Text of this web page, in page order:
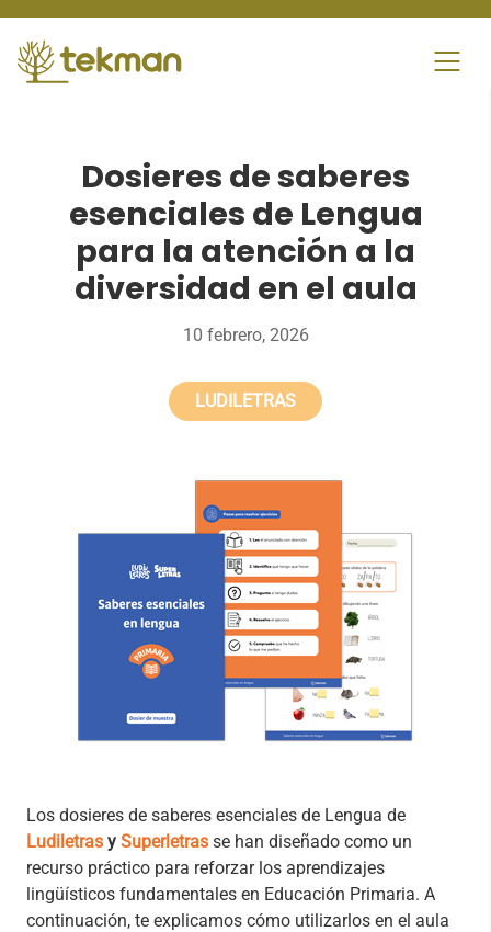
content
Dosieres de saberes
esenciales de Lengua
para la atención a la
diversidad en el aula
10 febrero, 2026
LUDILETRAS
Los dosieres de saberes esenciales de Lengua de
Ludiletras y Superletras se han diseñado como un
recurso práctico para reforzar los aprendizajes
lingüísticos fundamentales en Educación Primaria. A
continuación, te explicamos cómo utilizarlos en el aula